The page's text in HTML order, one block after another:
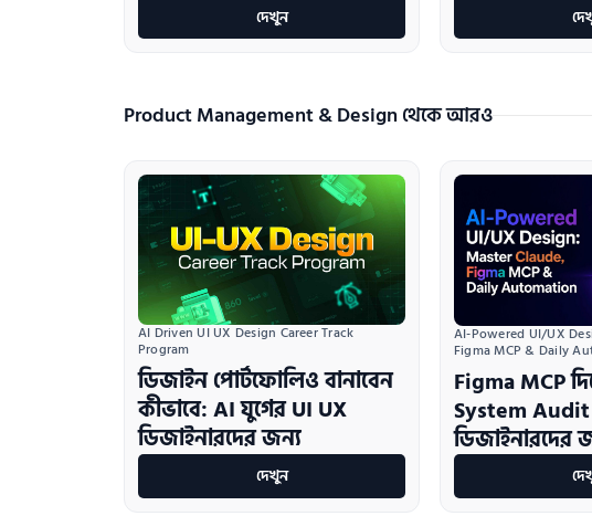
দেখুন
Product Management & Design থেকে আরও
AI Driven UI UX Design Career Track
Program
ডিজাইন পোর্টফোলিও বানাবেন
কীভাবে: AI যুগের UI UX
ডিজাইনারদের জন্য
দেখুন
AI-Powered UI/UX
Figma MCP & Daily
Figma MCP
System
ডিজাইনারদের